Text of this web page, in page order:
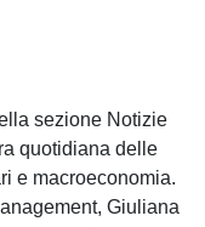
sezione Notizie
quotidiana delle
e macroeconomia.
Giuliana